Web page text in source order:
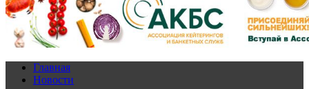
Главная
Новости